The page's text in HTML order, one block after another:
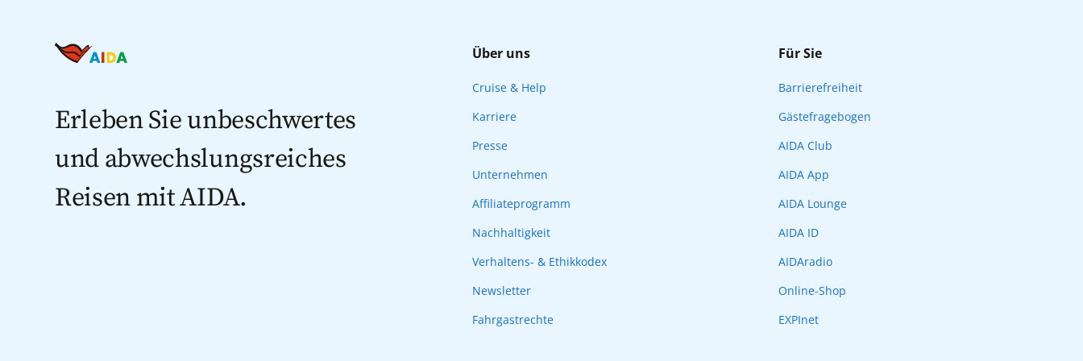
Erleben Sie unbeschwertes
und abwechslungsreiches
Reisen mit AIDA.
Über uns
Cruise & Help
Karriere
Presse
Unternehmen
Affiliateprogramm
Nachhaltigkeit
Verhaltens- & Ethikkodex
Newsletter
Fahrgastrechte
Für Sie
Barrierefreiheit
Gästefragebogen
AIDA Club
AIDA App
AIDA Lounge
AIDA ID
AIDAradio
Online-Shop
EXPInet